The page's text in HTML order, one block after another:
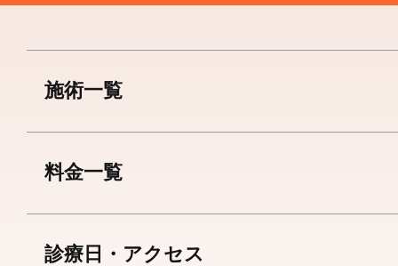
施術一覧
料金一覧
診療日・アクセス